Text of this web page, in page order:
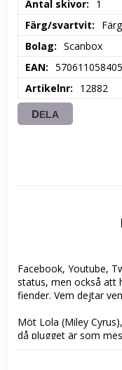
Antal skivor
1
Färg/svartvit
Färg
Bolag
Scanbox
EAN
Artikelnr
12882
DELA
Facebook, Youtube,
status, men också att
fiender. Vem dejtar
Möt Lola (Miley
då plugget är som
och kompisarna det